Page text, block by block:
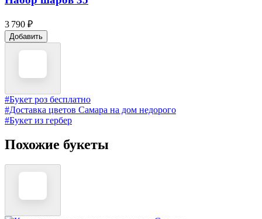
3 790 ₽
Добавить
#Букет роз бесплатно
#Доставка цветов Самара на дом недорого
#Букет из гербер
Похожие букеты